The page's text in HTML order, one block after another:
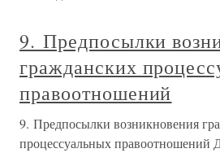
9. Предпосылки
гражданских
правоотношений
9. Предпосылки возникновения
процессуальных правоотношений